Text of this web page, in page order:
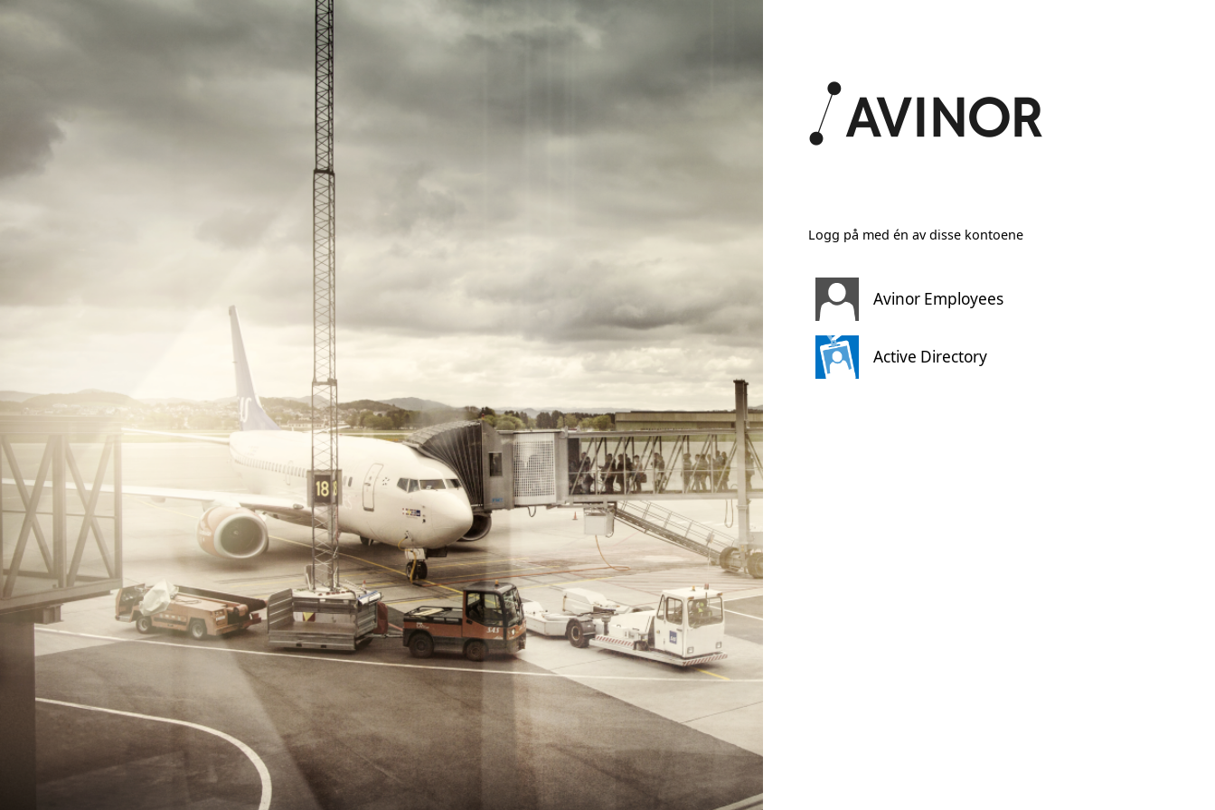
Logg på med én av disse kontoene
Avinor Employees
Active Directory